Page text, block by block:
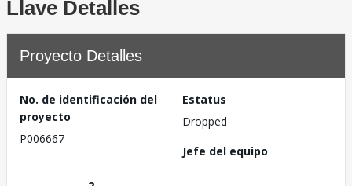
Llave Detalles
Proyecto Detalles
No. de identificación del
proyecto
P006667
Estatus
Dropped
Jefe del equipo